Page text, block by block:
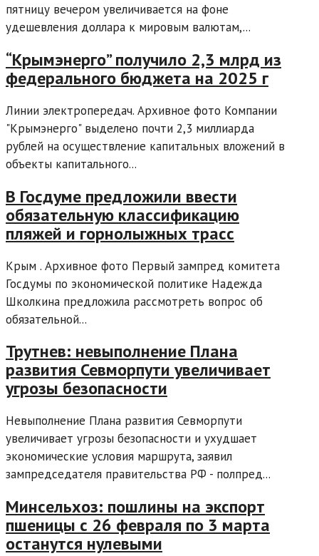
пятницу вечером увеличивается на фоне
удешевления доллара к мировым валютам,...
“Крымэнерго” получило 2,3 млрд из
федерального бюджета на 2025 г
Линии электропередач. Архивное фото Компании
"Крымэнерго" выделено почти 2,3 миллиарда
рублей на осуществление капитальных вложений в
объекты капитального...
В Госдуме предложили ввести
обязательную классификацию
пляжей и горнолыжных трасс
Крым . Архивное фото Первый зампред комитета
Госдумы по экономической политике Надежда
Школкина предложила рассмотреть вопрос об
обязательной...
Трутнев: невыполнение Плана
развития Севморпути увеличивает
угрозы безопасности
Невыполнение Плана развития Севморпути
увеличивает угрозы безопасности и ухудшает
экономические условия маршрута, заявил
зампредседателя правительства РФ - полпред...
Минсельхоз: пошлины на экспорт
пшеницы с 26 февраля по 3 марта
останутся нулевыми